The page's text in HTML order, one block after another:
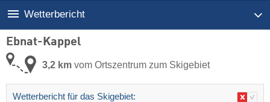
Wetterbericht
Ebnat-Kappel
3,2 km vom Ortszentrum zum Skigebiet
Wetterbericht für das Skigebiet: